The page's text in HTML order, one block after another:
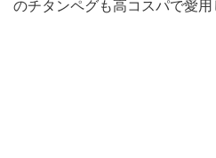
のチタンペグも高コスパで愛用